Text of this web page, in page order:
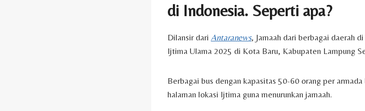
di Indonesia. Seperti apa?
Dilansir dari Antaranews, Jamaah dari berbagai daerah
Ijtima Ulama 2025 di Kota Baru, Kabupaten Lampung
Berbagai bus dengan kapasitas 50-60 orang per
halaman lokasi Ijtima guna menurunkan jamaah.